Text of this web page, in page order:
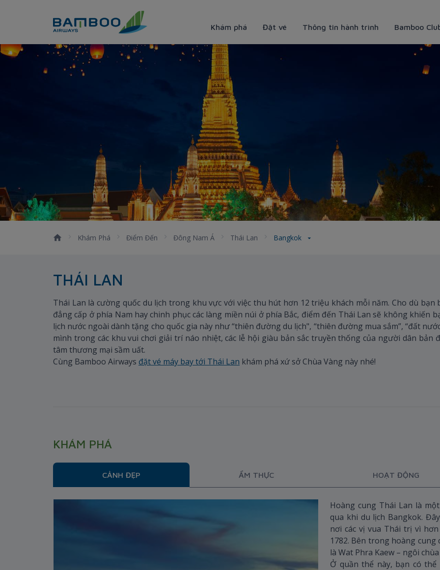
Khám phá Đặt vé Thông tin hành trình Bamboo
Kinh nghiệm du lịch Bangkok tự túc
Khám Phá Điểm Đến Đông Nam Á Thái Lan Bangkok
THÁI LAN
Thái Lan là cường quốc du lịch trong khu vực với việc thu hút hơn 12 triệu khách mỗi năm. Cho dù
đẳng cấp ở phía Nam hay chinh phục các làng miền núi ở phía Bắc, điểm đến Thái Lan sẽ không khiến
lịch nước ngoài dành tặng cho quốc gia này như “thiên đường du lịch", “thiên đường mua sắm”, “đất
mình trong các khu vui chơi giải trí náo nhiệt, các lễ hội giàu bản sắc truyền thống của người dân bản
tâm thương mại sầm uất.
Cùng Bamboo Airways đặt vé máy bay tới Thái Lan khám phá xứ sở Chùa Vàng này nhé!
KHÁM PHÁ
CẢNH ĐẸP ẨM THỰC HOẠT ĐỘNG
Hoàng cung Thái Lan là
qua khi du lịch Bangkok.
nơi các vị vua Thái trị vì
1782. Bên trong hoàng
là Wat Phra Kaew – ngôi
Ở quần thể này, bạn có